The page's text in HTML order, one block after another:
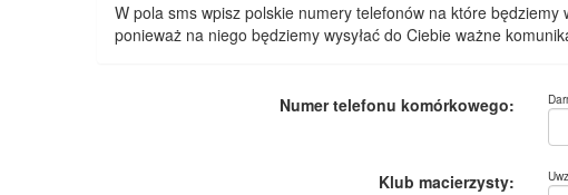
W pola sms wpisz polskie numery telefonów na które
ponieważ na niego będziemy wysyłać do Ciebie ważne
Numer telefonu komórkowego:
Klub macierzysty: